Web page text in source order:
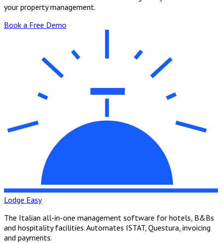
your property management.
Book a Free Demo
Lodge Easy
The Italian all-in-one management software for hotels, B&Bs
and hospitality facilities. Automates ISTAT, Questura, invoicing
and payments.